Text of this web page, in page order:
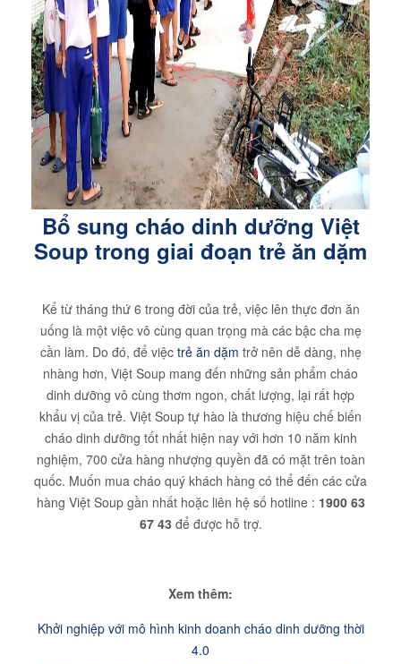
Bổ sung cháo dinh dưỡng Việt
Soup trong giai đoạn trẻ ăn dặm
Kể từ tháng thứ 6 trong đời của trẻ, việc lên thực đơn ăn
uống là một việc vô cùng quan trọng mà các bậc cha mẹ
cần làm. Do đó, để việc trẻ ăn dặm trở nên dễ dàng, nhẹ
nhàng hơn, Việt Soup mang đến những sản phẩm cháo
dinh dưỡng vô cùng thơm ngon, chất lượng, lại rất hợp
khẩu vị của trẻ. Việt Soup tự hào là thương hiệu chế biến
cháo dinh dưỡng tốt nhất hiện nay với hơn 10 năm kinh
nghiệm, 700 cửa hàng nhượng quyền đã có mặt trên toàn
quốc. Muốn mua cháo quý khách hàng có thể đến các cửa
hàng Việt Soup gần nhất hoặc liên hệ số hotline : 1900 63
67 43 để được hỗ trợ.
Xem thêm:
Khởi nghiệp với mô hình kinh doanh cháo dinh dưỡng thời
4.0